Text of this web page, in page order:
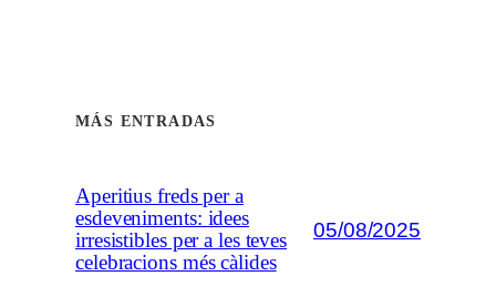
MÁS ENTRADAS
Aperitius freds per a
esdeveniments: idees
irresistibles per a les teves
celebracions més càlides
05/08/2025